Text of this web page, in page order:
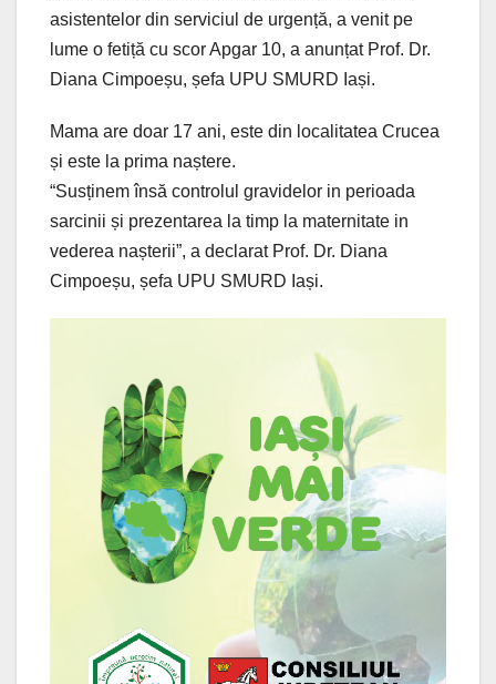
asistentelor din serviciul de urgență, a venit pe
lume o fetiță cu scor Apgar 10, a anunțat Prof. Dr.
Diana Cimpoeșu, șefa UPU SMURD Iași.
Mama are doar 17 ani, este din localitatea Crucea
și este la prima naștere.
“Susținem însă controlul gravidelor in perioada
sarcinii și prezentarea la timp la maternitate in
vederea nașterii”, a declarat Prof. Dr. Diana
Cimpoeșu, șefa UPU SMURD Iași.